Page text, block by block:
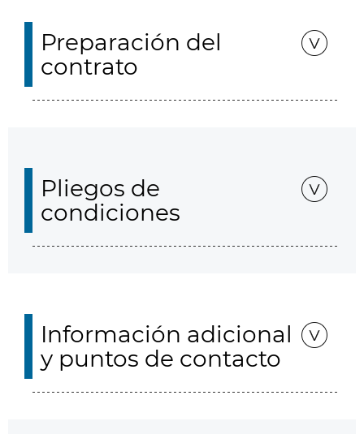
Preparación del
contrato
Pliegos de
condiciones
Información adicional
y puntos de contacto